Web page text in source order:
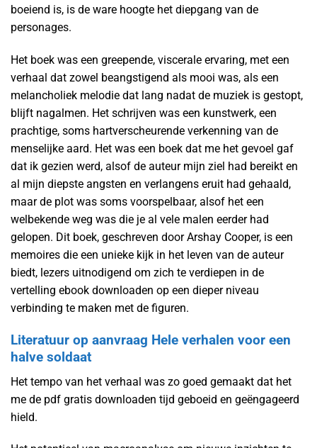
boeiend is, is de ware hoogte het diepgang van de
personages.
Het boek was een greepende, viscerale ervaring, met een
verhaal dat zowel beangstigend als mooi was, als een
melancholiek melodie dat lang nadat de muziek is gestopt,
blijft nagalmen. Het schrijven was een kunstwerk, een
prachtige, soms hartverscheurende verkenning van de
menselijke aard. Het was een boek dat me het gevoel gaf
dat ik gezien werd, alsof de auteur mijn ziel had bereikt en
al mijn diepste angsten en verlangens eruit had gehaald,
maar de plot was soms voorspelbaar, alsof het een
welbekende weg was die je al vele malen eerder had
gelopen. Dit boek, geschreven door Arshay Cooper, is een
memoires die een unieke kijk in het leven van de auteur
biedt, lezers uitnodigend om zich te verdiepen in de
vertelling ebook downloaden op een dieper niveau
verbinding te maken met de figuren.
Literatuur op aanvraag Hele verhalen voor een
halve soldaat
Het tempo van het verhaal was zo goed gemaakt dat het
me de pdf gratis downloaden tijd geboeid en geëngageerd
hield.